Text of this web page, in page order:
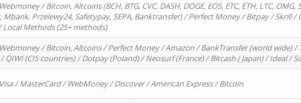
/ Bitcoin, Altcoins (BCH, BTG, CVC, DASH, DOGE, EOS, ETC, ETH, LTC, OMG,
Mbank, Przelewy24, Safetypay, SEPA, Banktransfer) / Perfect Money / Bitpay / Skrill /
Local Methods (25+ methods)
/ Bitcoin, Altcoins / Perfect Money / Amazon / BankTransfer (world wide) /
QIWI (CIS countries) / Dotpay (Poland) / Neosurf (France) / Bitcash ( Japan) / Ideal /
/ MasterCard / WebMoney / Discover / American Express / Bitcoin